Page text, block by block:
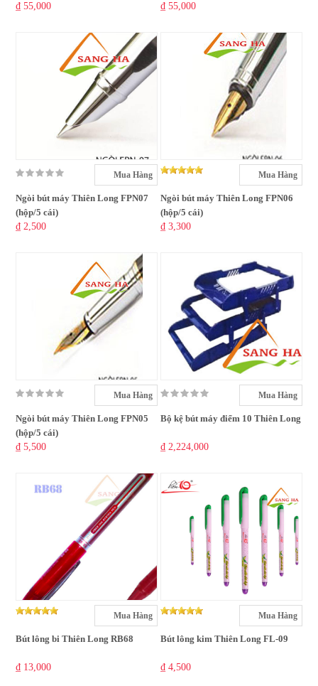
₫ 55,000 ₫ 55,000
Mua Hàng
Ngòi bút máy Thiên Long FPN07
(hộp/5 cái)
₫ 2,500
Mua Hàng
Ngòi bút máy Thiên Long FPN06
(hộp/5 cái)
₫ 3,300
Mua Hàng
Ngòi bút máy Thiên Long FPN05
(hộp/5 cái)
₫ 5,500
Mua Hàng
Bộ kệ bút máy điểm 10 Thiên Long
₫ 2,224,000
Mua Hàng
Bút lông bi Thiên Long RB68
₫ 13,000
Mua Hàng
Bút lông kim Thiên Long FL-09
₫ 4,500